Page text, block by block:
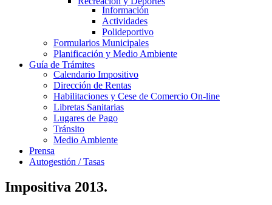
Información
Actividades
Polideportivo
Formularios Municipales
Planificación y Medio Ambiente
Guía de Trámites
Calendario Impositivo
Dirección de Rentas
Habilitaciones y Cese de Comercio On-line
Libretas Sanitarias
Lugares de Pago
Tránsito
Medio Ambiente
Prensa
Autogestión / Tasas
Impositiva 2013.